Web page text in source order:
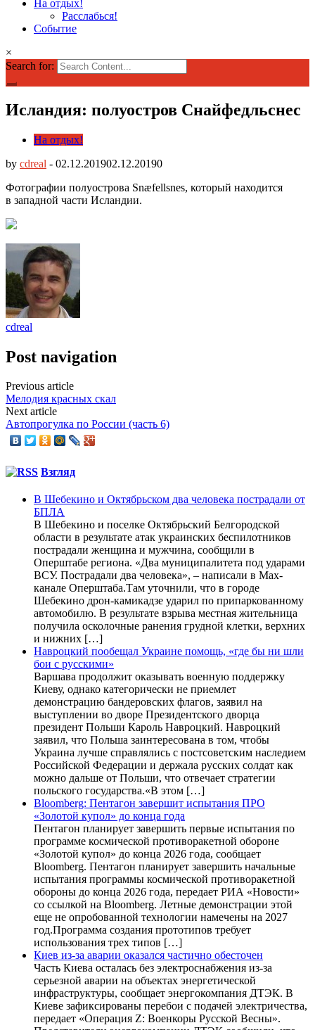
На отдых!
Расслабься!
Событие
×
Search for:
Исландия: полуостров Снайфедльснес
На отдых!
by cdreal - 02.12.201902.12.20190
Фотографии полуострова Snæfellsnes, который находится
в западной части Исландии.
cdreal
Post navigation
Previous article
Мелодия красных скал
Next article
Автопрогулка по России (часть 6)
Взгляд
В Шебекино и Октябрьском два человека пострадали от
БПЛА
В Шебекино и поселке Октябрьский Белгородской
области в результате атак украинских беспилотников
пострадали женщина и мужчина, сообщили в
Оперштабе региона. «Два муниципалитета под ударами
ВСУ. Пострадали два человека», – написали в Max-
канале Оперштаба.Там уточнили, что в городе
Шебекино дрон-камикадзе ударил по припаркованному
автомобилю. В результате взрыва местная жительница
получила осколочные ранения грудной клетки, верхних
и нижних […]
Навроцкий пообещал Украине помощь, «где бы ни шли
бои с русскими»
Варшава продолжит оказывать военную поддержку
Киеву, однако категорически не приемлет
демонстрацию бандеровских флагов, заявил на
выступлении во дворе Президентского дворца
президент Польши Кароль Навроцкий. Навроцкий
заявил, что Польша заинтересована в том, чтобы
Украина лучше справлялись с постсоветским наследием
Российской Федерации и держала русских солдат как
можно дальше от Польши, что отвечает стратегии
польского государства.«В этом […]
Bloomberg: Пентагон завершит испытания ПРО
«Золотой купол» до конца года
Пентагон планирует завершить первые испытания по
программе космической противоракетной обороне
«Золотой купол» до конца 2026 года, сообщает
Bloomberg. Пентагон планирует завершить начальные
испытания программы космической противоракетной
обороны до конца 2026 года, передает РИА «Новости»
со ссылкой на Bloomberg. Летные демонстрации этой
еще не опробованной технологии намечены на 2027
год.Программа создания прототипов требует
использования трех типов […]
Киев из-за аварии оказался частично обесточен
Часть Киева осталась без электроснабжения из-за
серьезной аварии на объектах энергетической
инфраструктуры, сообщает энергокомпания ДТЭК. В
Киеве зафиксированы перебои с подачей электричества,
передает «Операция Z: Военкоры Русской Весны».